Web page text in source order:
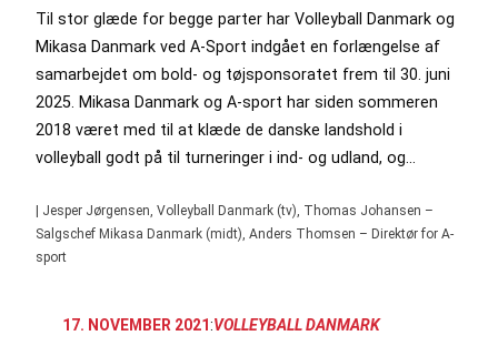
Til stor glæde for begge parter har Volleyball Danmark og
Mikasa Danmark ved A-Sport indgået en forlængelse af
samarbejdet om bold- og tøjsponsoratet frem til 30. juni
2025. Mikasa Danmark og A-sport har siden sommeren
2018 været med til at klæde de danske landshold i
volleyball godt på til turneringer i ind- og udland, og…
| Jesper Jørgensen, Volleyball Danmark (tv), Thomas Johansen –
Salgschef Mikasa Danmark (midt), Anders Thomsen – Direktør for A-
sport
17. NOVEMBER 2021:VOLLEYBALL DANMARK